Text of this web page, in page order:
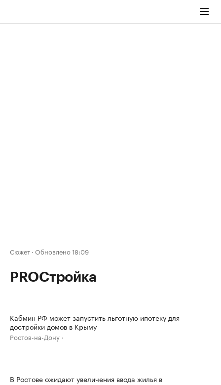
Сюжет · Обновлено 18:09
PROСтройка
Кабмин РФ может запустить льготную ипотеку для
достройки домов в Крыму
Ростов-на-Дону
В Ростове ожидают увеличения ввода жилья в